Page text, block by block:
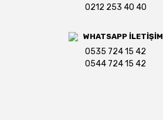
0212 253 40 40
WHATSAPP İLETİŞİM
0535 724 15 42
0544 724 15 42